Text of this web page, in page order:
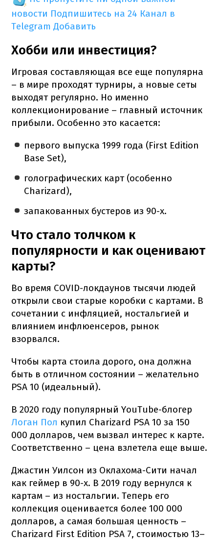
новости Подпишитесь на 24 Канал в
Telegram Добавить
Хобби или инвестиция?
Игровая составляющая все еще популярна
– в мире проходят турниры, а новые сеты
выходят регулярно. Но именно
коллекционирование – главный источник
прибыли. Особенно это касается:
первого выпуска 1999 года (First Edition
Base Set),
голографических карт (особенно
Charizard),
запакованных бустеров из 90-х.
Что стало толчком к
популярности и как оценивают
карты?
Во время COVID-локдаунов тысячи людей
открыли свои старые коробки с картами. В
сочетании с инфляцией, ностальгией и
влиянием инфлюенсеров, рынок
взорвался.
Чтобы карта стоила дорого, она должна
быть в отличном состоянии – желательно
PSA 10 (идеальный).
В 2020 году популярный YouTube-блогер
Логан Пол купил Charizard PSA 10 за 150
000 долларов, чем вызвал интерес к карте.
Соответственно – цена взлетела еще выше.
Джастин Уилсон из Оклахома-Сити начал
как геймер в 90-х. В 2019 году вернулся к
картам – из ностальгии. Теперь его
коллекция оценивается более 100 000
долларов, а самая большая ценность –
Charizard First Edition PSA 7, стоимостью 13–